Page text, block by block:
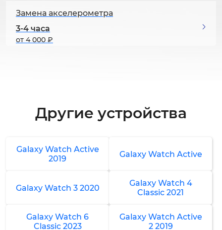
Замена акселерометра
3-4 часа
от 4 000 ₽
Замена пульсометра
от 2 500 ₽
Ремонт после удара
Другие устройства
Galaxy Watch Active
2019
Galaxy Watch Active
Galaxy Watch 3 2020
Galaxy Watch 4
Classic 2021
Galaxy Watch 6
Classic 2023
Galaxy Watch Active
2 2019